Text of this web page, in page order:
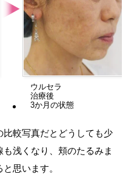
ウルセラ
治療後
3か月の状態
較写真だとどうしても少
浅くなり、頬のたるみま
思います。